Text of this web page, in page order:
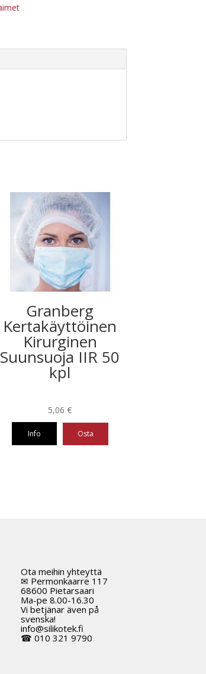
Granberg
Kertakäyttöinen
Kirurginen
Suunsuoja IIR 50
kpl
5,06€
Info Osta
Ota meihin yhteyttä
✉ Permonkaarre 117
68600 Pietarsaari
Ma-pe 8.00-16.30
Vi betjänar även på
svenska!
info@silikotek.fi
☎ 010 321 9790